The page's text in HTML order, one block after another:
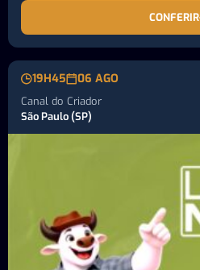
CONFERIR
19H45 06 AGO
Canal do Criador
São Paulo (SP)